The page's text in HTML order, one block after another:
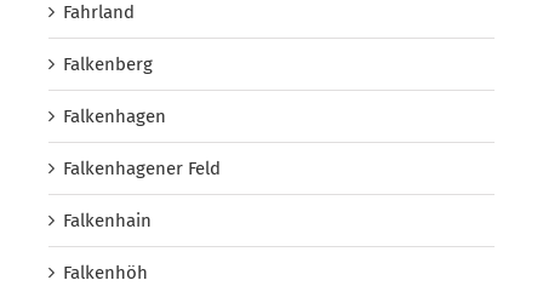
Fahrland
Falkenberg
Falkenhagen
Falkenhagener Feld
Falkenhain
Falkenhöh